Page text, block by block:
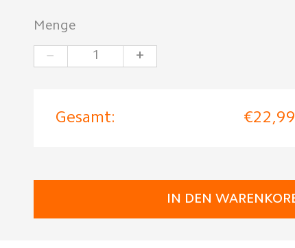
Menge
− +
Gesamt: €22,99
IN DEN